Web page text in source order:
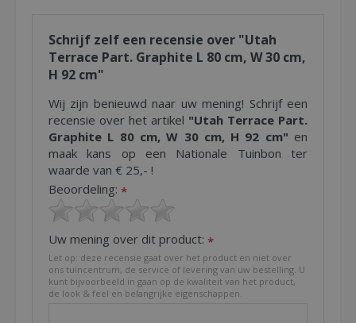
Schrijf zelf een recensie over "Utah
Terrace Part. Graphite L 80 cm, W 30 cm,
H 92 cm"
Wij zijn benieuwd naar uw mening! Schrijf een
recensie over het artikel "Utah Terrace Part.
Graphite L 80 cm, W 30 cm, H 92 cm" en
maak kans op een Nationale Tuinbon ter
waarde van € 25,- !
Beoordeling: *
Uw mening over dit product: *
Let op: deze recensie gaat over het product en niet over
ons tuincentrum, de service of levering van uw bestelling. U
kunt bijvoorbeeld in gaan op de kwaliteit van het product,
de look & feel en belangrijke eigenschappen.